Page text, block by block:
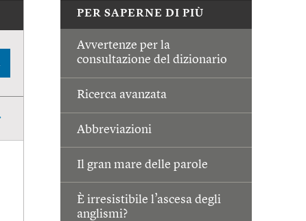
PER SAPERNE DI PIÙ
Avvertenze per la
consultazione del dizionario
Ricerca avanzata
Abbreviazioni
Il gran mare delle parole
È irresistibile l’ascesa degli
anglismi?